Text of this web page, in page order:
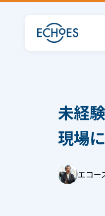
未経
現場
エコ